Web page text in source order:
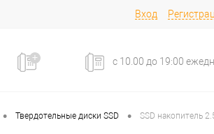
Вход
с 10.00 до 19:00
• Твердотельные диски SSD • SSD накопитель